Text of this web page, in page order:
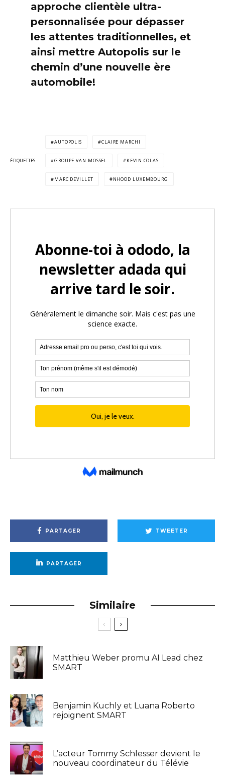
approche clientèle ultra-
personnalisée pour dépasser
les attentes traditionnelles, et
ainsi mettre Autopolis sur le
chemin d’une nouvelle ère
automobile!
ÉTIQUETTES
AUTOPOLIS CLAIRE MARCHI
GROUPE VAN MOSSEL KEVIN COLAS
MARC DEVILLET NHOOD LUXEMBOURG
PARTAGER TWEETER
PARTAGER
Similaire
Matthieu Weber promu AI Lead chez
SMART
Benjamin Kuchly et Luana Roberto
rejoignent SMART
L’acteur Tommy Schlesser devient le
nouveau coordinateur du Télévie